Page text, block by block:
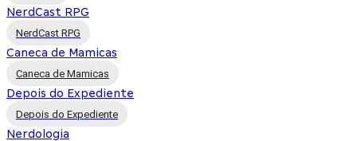
NerdCast RPG
NerdCast RPG
Caneca de Mamicas
Caneca de Mamicas
Depois do Expediente
Depois do Expediente
Nerdologia